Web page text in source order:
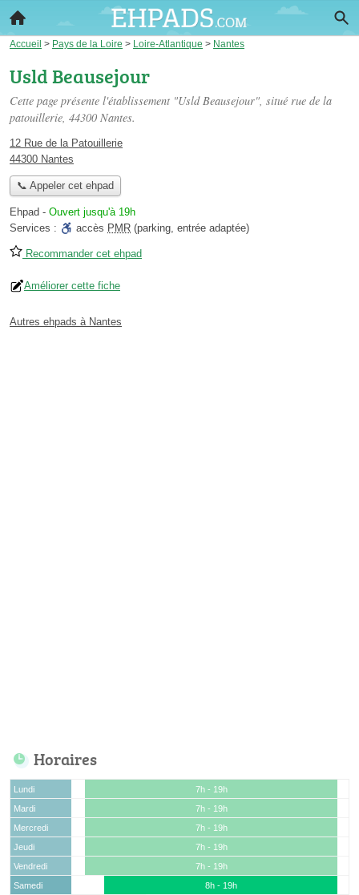
Accueil > Pays de la Loire > Loire-Atlantique > Nantes
Usld Beausejour
Cette page présente l'établissement "Usld Beausejour", situé rue de la
patouillerie, 44300 Nantes.
12 Rue de la Patouillerie
44300 Nantes
📞 Appeler cet ehpad
Ehpad - Ouvert jusqu'à 19h
Services :
accès PMR (parking, entrée adaptée)
Recommander cet ehpad
Améliorer cette fiche
Autres ehpads à Nantes
Horaires
Lundi
7h - 19h
Mardi
7h - 19h
Mercredi
7h - 19h
Jeudi
7h - 19h
Vendredi
7h - 19h
Samedi
8h - 19h